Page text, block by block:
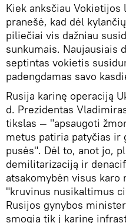
Kiek anksčiau Vokietijos
pranešė, kad dėl
piliečiai vis dažniau
sunkumais. Naujausiais
septintas vokietis
padengdamas savo
Rusija karinę operaciją
d. Prezidentas
tikslas — "apsaugoti
metus patiria patyčias ir
pusės". Dėl to, anot jo,
demilitarizaciją ir
atsakomybėn visus karo
"kruvinus nusikaltimus
Rusijos gynybos
smogia tik į karinę